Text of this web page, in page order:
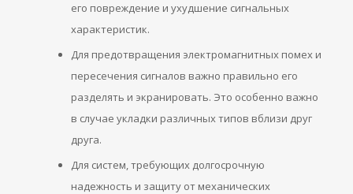
его повреждение и ухудшение сигнальных
характеристик.
Для предотвращения электромагнитных помех и
пересечения сигналов важно правильно его
разделять и экранировать. Это особенно важно
в случае укладки различных типов вблизи друг
друга.
Для систем, требующих долгосрочную
надежность и защиту от механических